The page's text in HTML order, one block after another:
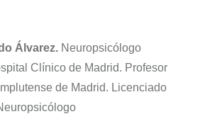
Álvarez. Neuropsicólogo
Clínico de Madrid. Profesor
de Madrid. Licenciado